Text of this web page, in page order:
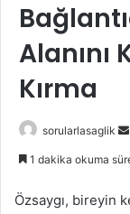
Alanını
Kırma
sorularlasaglik
1 dakika okuma
Özsaygı, bireyin